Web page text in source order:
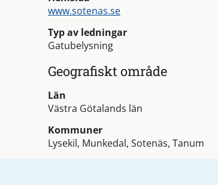
www.sotenas.se
Typ av ledningar
Gatubelysning
Geografiskt område
Län
Västra Götalands län
Kommuner
Lysekil, Munkedal, Sotenäs, Tanum